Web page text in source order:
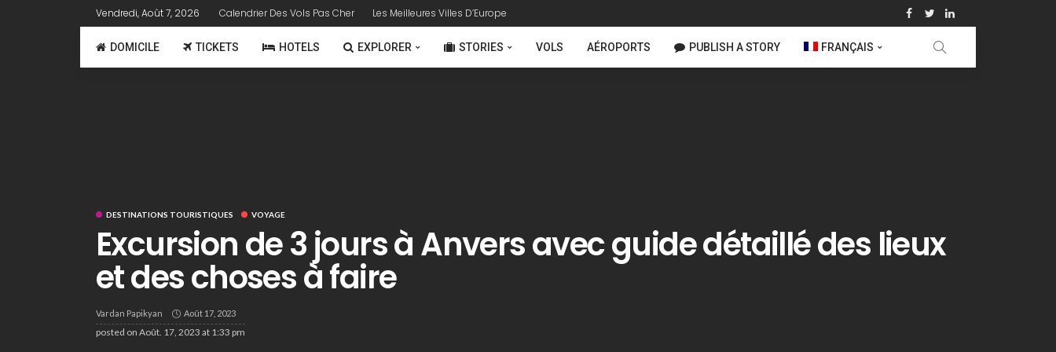
Vendredi, Août 7, 2026 Calendrier Des Vols Pas Cher Les Meilleures Villes D’Europe
DOMICILE TICKETS HOTELS EXPLORER STORIES VOLS AÉROPORTS PUBLISH A STORY FRANÇAIS
DESTINATIONS TOURISTIQUES VOYAGE
Excursion de 3 jours à Anvers avec guide détaillé des lieux
et des choses à faire
Vardan Papikyan Août 17, 2023
posted on Août. 17, 2023 at 1:33 pm